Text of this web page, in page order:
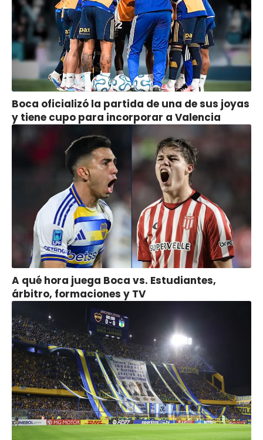
Boca oficializó la partida de una de sus joyas
y tiene cupo para incorporar a Valencia
A qué hora juega Boca vs. Estudiantes,
árbitro, formaciones y TV